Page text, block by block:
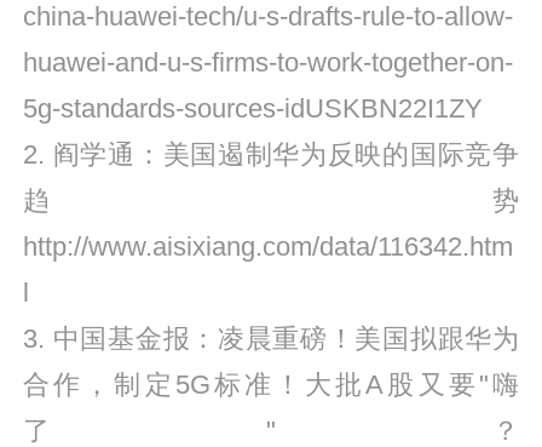
china-huawei-tech/u-s-drafts-rule-to-allow-
huawei-and-u-s-firms-to-work-together-on-
5g-standards-sources-idUSKBN22I1ZY
2. 阎学通：美国遏制华为反映的国际竞争
趋势
http://www.aisixiang.com/data/116342.htm
3. 中国基金报：凌晨重磅！美国拟跟华为
合作，制定5G标准！大批A股又要"嗨
了"？